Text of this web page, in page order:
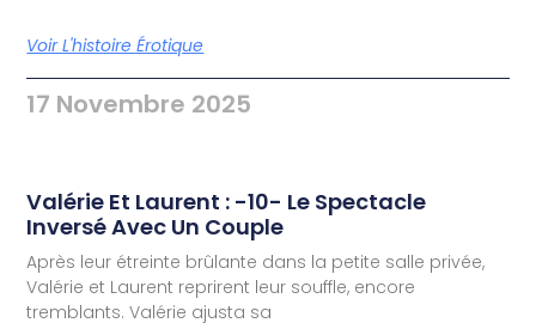
Voir L'histoire Érotique
17 Novembre 2025
Valérie Et Laurent : -10- Le Spectacle
Inversé Avec Un Couple
Après leur étreinte brûlante dans la petite salle privée,
Valérie et Laurent reprirent leur souffle, encore
tremblants. Valérie ajusta sa